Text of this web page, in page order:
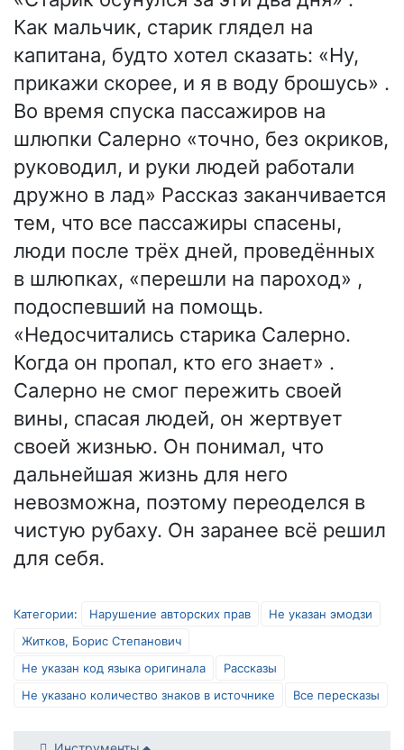
Как мальчик, старик глядел на
капитана, будто хотел сказать: «Ну,
прикажи скорее, и я в воду брошусь» .
Во время спуска пассажиров на
шлюпки Салерно «точно, без окриков,
руководил, и руки людей работали
дружно в лад» Рассказ заканчивается
тем, что все пассажиры спасены,
люди после трёх дней, проведённых
в шлюпках, «перешли на пароход» ,
подоспевший на помощь.
«Недосчитались старика Салерно.
Когда он пропал, кто его знает» .
Салерно не смог пережить своей
вины, спасая людей, он жертвует
своей жизнью. Он понимал, что
дальнейшая жизнь для него
невозможна, поэтому переоделся в
чистую рубаху. Он заранее всё решил
для себя.
Категории: Нарушение авторских прав
Не указан эмодзи
Житков, Борис Степанович
Не указан код языка оригинала
Рассказы
Не указано количество знаков в источнике
Все пересказы